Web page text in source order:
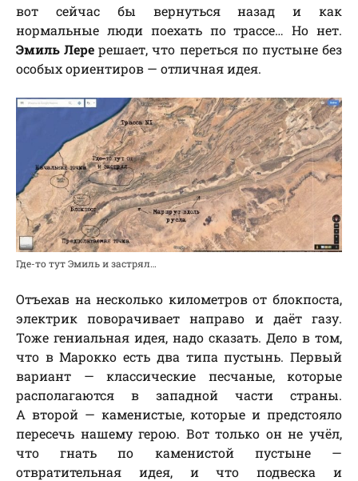
вот сейчас бы вернуться назад и как
нормальные люди поехать по трассе… Но нет.
Эмиль Лере решает, что переться по пустыне без
особых ориентиров — отличная идея.
Где-то тут Эмиль и застрял…
Отъехав на несколько километров от блокпоста,
электрик поворачивает направо и даёт газу.
Тоже гениальная идея, надо сказать. Дело в том,
что в Марокко есть два типа пустынь. Первый
вариант — классические песчаные, которые
располагаются в западной части страны.
А второй — каменистые, которые и предстояло
пересечь нашему герою. Вот только он не учёл,
что гнать по каменистой пустыне —
отвратительная идея, и что подвеска и